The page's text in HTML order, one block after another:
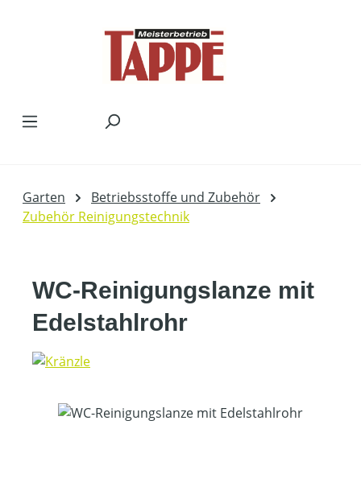
Garten
Betriebsstoffe und Zubehör
Zubehör Reinigungstechnik
WC-Reinigungslanze mit
Edelstahlrohr
Bildergalerie überspringen